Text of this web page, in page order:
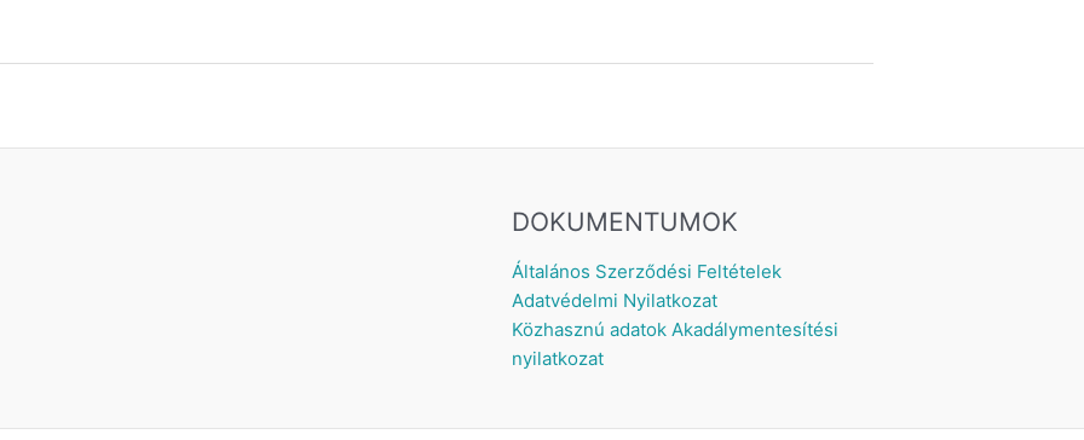
DOKUMENTUMOK
Általános Szerződési Feltételek
Adatvédelmi Nyilatkozat
Közhasznú adatok Akadálymentesítési
nyilatkozat